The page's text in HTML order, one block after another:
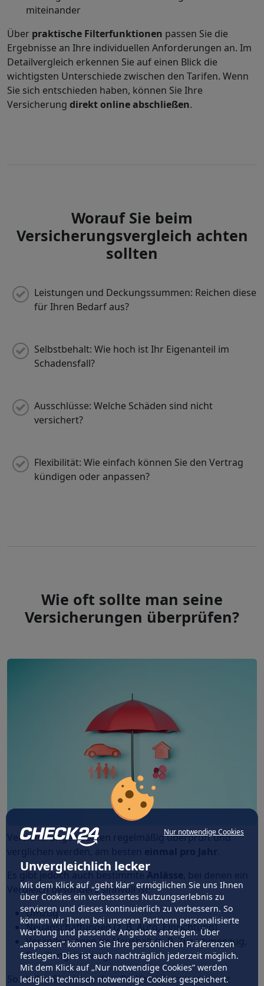
Nur notwendige Cookies
Unvergleichlich lecker
Mit dem Klick auf „geht klar” ermöglichen Sie uns Ihnen
über Cookies ein verbessertes Nutzungserlebnis zu
servieren und dieses kontinuierlich zu verbessern. So
können wir Ihnen bei unseren Partnern personalisierte
Werbung und passende Angebote anzeigen. Über
„anpassen” können Sie Ihre persönlichen Präferenzen
festlegen. Dies ist auch nachträglich jederzeit möglich.
Mit dem Klick auf „Nur notwendige Cookies” werden
lediglich technisch notwendige Cookies gespeichert.
miteinander
Über praktische Filterfunktionen passen Sie die
Ergebnisse an Ihre individuellen Anforderungen an. Im
Detailvergleich erkennen Sie auf einen Blick die
wichtigsten Unterschiede zwischen den Tarifen. Wenn
Sie sich entschieden haben, können Sie Ihre
Versicherung direkt online abschließen.
Worauf Sie beim
Versicherungsvergleich achten
sollten
Leistungen und Deckungssummen: Reichen diese
für Ihren Bedarf aus?
Selbstbehalt: Wie hoch ist Ihr Eigenanteil im
Schadensfall?
Ausschlüsse: Welche Schäden sind nicht
versichert?
Flexibilität: Wie einfach können Sie den Vertrag
kündigen oder anpassen?
Wie oft sollte man seine
Versicherungen überprüfen?
Versicherungen sollten regelmäßig überprüft und
Es gibt jedoch auch bestimmteAnlässe
Vergleich besonders sinnvoll ist:
Umzug
Neuanschaffungen (z. B. Auto, Einrichtung)
Veränderungen im Haushalt (z. B. Zusammenzug,
Familiengründung)
So stellen Sie sicher, dass Ihr Versicherungsschutz